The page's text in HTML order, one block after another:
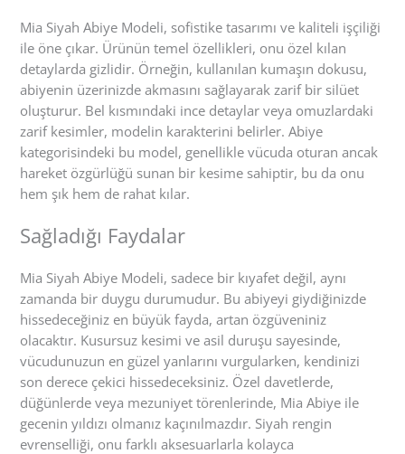
Mia Siyah Abiye Modeli, sofistike tasarımı ve kaliteli işçiliği
ile öne çıkar. Ürünün temel özellikleri, onu özel kılan
detaylarda gizlidir. Örneğin, kullanılan kumaşın dokusu,
abiyenin üzerinizde akmasını sağlayarak zarif bir silüet
oluşturur. Bel kısmındaki ince detaylar veya omuzlardaki
zarif kesimler, modelin karakterini belirler. Abiye
kategorisindeki bu model, genellikle vücuda oturan ancak
hareket özgürlüğü sunan bir kesime sahiptir, bu da onu
hem şık hem de rahat kılar.
Sağladığı Faydalar
Mia Siyah Abiye Modeli, sadece bir kıyafet değil, aynı
zamanda bir duygu durumudur. Bu abiyeyi giydiğinizde
hissedeceğiniz en büyük fayda, artan özgüveniniz
olacaktır. Kusursuz kesimi ve asil duruşu sayesinde,
vücudunuzun en güzel yanlarını vurgularken, kendinizi
son derece çekici hissedeceksiniz. Özel davetlerde,
düğünlerde veya mezuniyet törenlerinde, Mia Abiye ile
gecenin yıldızı olmanız kaçınılmazdır. Siyah rengin
evrenselliği, onu farklı aksesuarlarla kolayca